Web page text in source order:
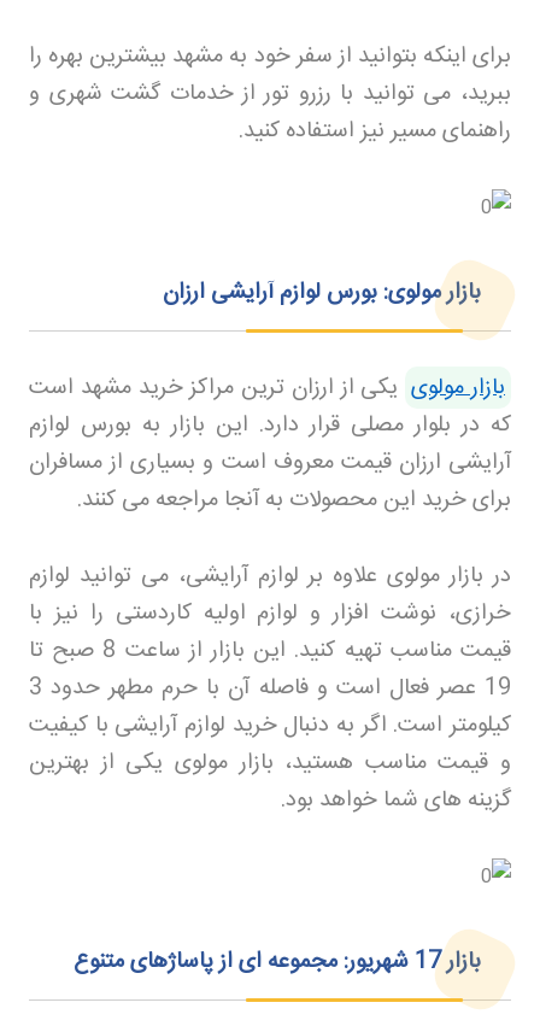
برای اینکه بتوانید از سفر خود به مشهد بیشترین بهره را
ببرید، می توانید با رزرو تور از خدمات گشت شهری و
راهنمای مسیر نیز استفاده کنید.
بازار مولوی: بورس لوازم آرایشی ارزان
بازار مولوی یکی از ارزان ترین مراکز خرید مشهد است
که در بلوار مصلی قرار دارد. این بازار به بورس لوازم
آرایشی ارزان قیمت معروف است و بسیاری از مسافران
برای خرید این محصولات به آنجا مراجعه می کنند.
در بازار مولوی علاوه بر لوازم آرایشی، می توانید لوازم
خرازی، نوشت افزار و لوازم اولیه کاردستی را نیز با
قیمت مناسب تهیه کنید. این بازار از ساعت 8 صبح تا
19 عصر فعال است و فاصله آن با حرم مطهر حدود 3
کیلومتر است. اگر به دنبال خرید لوازم آرایشی با کیفیت
و قیمت مناسب هستید، بازار مولوی یکی از بهترین
گزینه های شما خواهد بود.
بازار 17 شهریور: مجموعه‌ ای از پاساژهای متنوع